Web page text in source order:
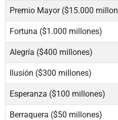
Premio Mayor ($15.000
Fortuna ($1.000 millones)
Alegría ($400 millones)
Ilusión ($300 millones)
Esperanza ($100 millones)
Berraquera ($50 millones)